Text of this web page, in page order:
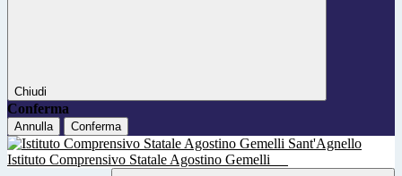
Chiudi
Conferma
Annulla Conferma
Istituto Comprensivo Statale Agostino Gemelli